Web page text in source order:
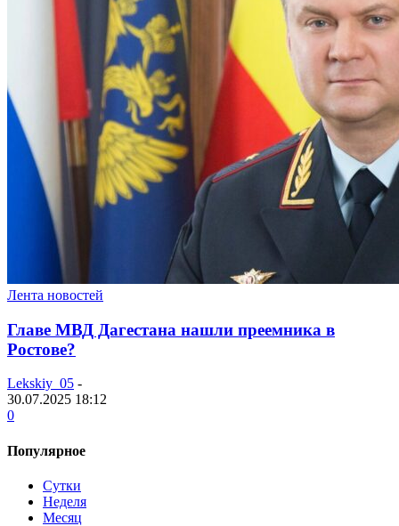
Лента новостей
Главе МВД Дагестана нашли преемника в
Ростове?
Lekskiy_05 -
30.07.2025 18:12
0
Популярное
Сутки
Неделя
Месяц